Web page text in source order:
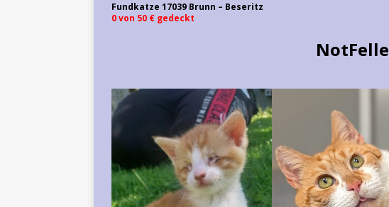
Fundkatze 17039 Brunn – Beseritz
0 von 50 € gedeckt
NotFelle